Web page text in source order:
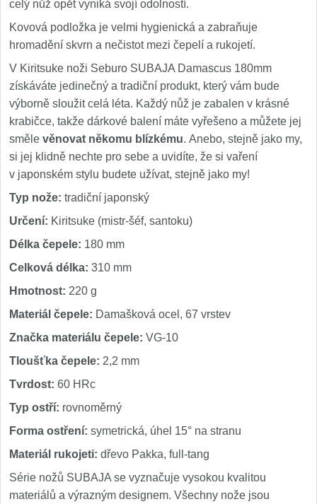
celý nůž opět vyniká svojí odolností.
Kovová podložka je velmi hygienická a zabraňuje
hromadění skvrn a nečistot mezi čepelí a rukojetí.
V Kiritsuke noži Seburo SUBAJA Damascus 180mm
získáváte jedinečný a tradiční produkt, který vám bude
výborně sloužit celá léta. Každý nůž je zabalen v krásné
krabičce, takže dárkové balení máte vyřešeno a můžete jej
směle věnovat někomu blízkému. Anebo, stejně jako my,
si jej klidně nechte pro sebe a uvidíte, že si vaření
v japonském stylu budete užívat, stejně jako my!
Typ nože: tradiční japonský
Určení: Kiritsuke (mistr-šéf, santoku)
Délka čepele: 180 mm
Celková délka: 310 mm
Hmotnost: 220 g
Materiál čepele: Damašková ocel, 67 vrstev
Značka materiálu čepele: VG-10
Tloušťka čepele: 2,2 mm
Tvrdost: 60 HRc
Typ ostří: rovnoměrný
Forma ostření: symetrická, úhel 15° na stranu
Materiál rukojeti: dřevo Pakka, full-tang
Série nožů SUBAJA se vyznačuje vysokou kvalitou
materiálů a výrazným designem. Všechny nože jsou